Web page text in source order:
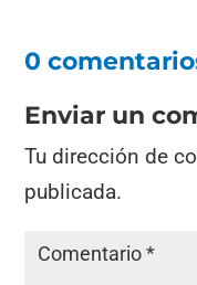
0
Enviar un
Tu dirección de
publicada.